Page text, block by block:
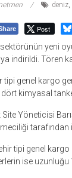
deniz,
Post
yeni
indirildi. Tören
tipi genel kargo
kimyasal
Site Yöneticisi
tarafından
tipi genel
ise uzunluğu